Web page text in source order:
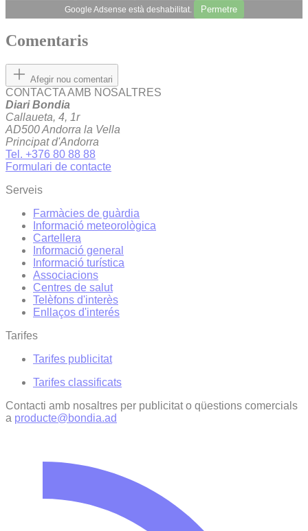
Google Adsense està deshabilitat. Permetre
Comentaris
Afegir nou comentari
CONTACTA AMB NOSALTRES
Diari Bondia
Callaueta, 4, 1r
AD500 Andorra la Vella
Principat d'Andorra
Tel. +376 80 88 88
Formulari de contacte
Serveis
Farmàcies de guàrdia
Informació meteorològica
Cartellera
Informació general
Informació turística
Associacions
Centres de salut
Telèfons d'interès
Enllaços d'interés
Tarifes
Tarifes publicitat
Tarifes classificats
Contacti amb nosaltres per publicitat o qüestions comercials
a producte@bondia.ad